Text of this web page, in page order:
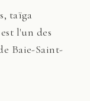
taïga
l'un des
Baie-Saint-